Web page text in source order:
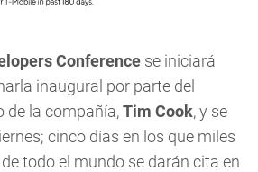
Conference se iniciará
inaugural por parte del
de la compañía,Tim Cook, y se
cinco días en los que miles
todo el mundo se darán cita en